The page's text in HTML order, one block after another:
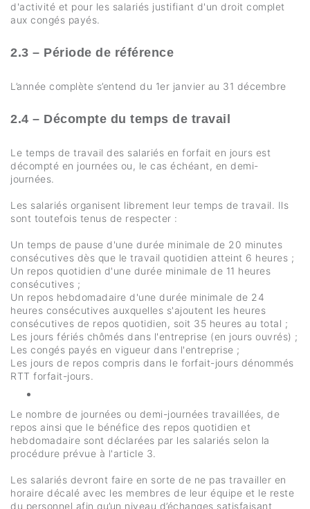
d'activité et pour les salariés justifiant d'un droit complet
aux congés payés.
2.3 – Période de référence
L’année complète s’entend du 1er janvier au 31 décembre
2.4 – Décompte du temps de travail
Le temps de travail des salariés en forfait en jours est
décompté en journées ou, le cas échéant, en demi-
journées.
Les salariés organisent librement leur temps de travail. Ils
sont toutefois tenus de respecter :
Un temps de pause d'une durée minimale de 20 minutes
consécutives dès que le travail quotidien atteint 6 heures ;
Un repos quotidien d'une durée minimale de 11 heures
consécutives ;
Un repos hebdomadaire d'une durée minimale de 24
heures consécutives auxquelles s'ajoutent les heures
consécutives de repos quotidien, soit 35 heures au total ;
Les jours fériés chômés dans l'entreprise (en jours ouvrés) ;
Les congés payés en vigueur dans l'entreprise ;
Les jours de repos compris dans le forfait-jours dénommés
RTT forfait-jours.
Le nombre de journées ou demi-journées travaillées, de
repos ainsi que le bénéfice des repos quotidien et
hebdomadaire sont déclarées par les salariés selon la
procédure prévue à l'article 3.
Les salariés devront faire en sorte de ne pas travailler en
horaire décalé avec les membres de leur équipe et le reste
du personnel afin qu’un niveau d’échanges satisfaisant